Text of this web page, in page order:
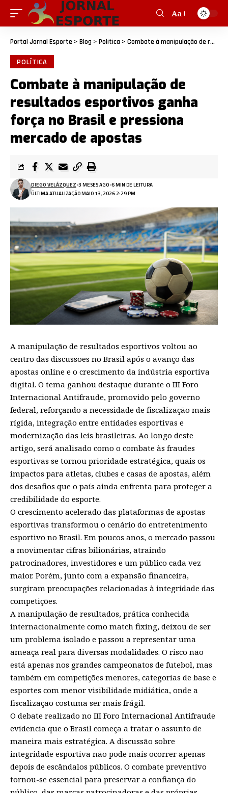
Aa
Portal Jornal Esporte > Blog > Política > Combate à manipulação de resultados esportivos ganha força no Brasil e pressiona mercado de apostas
POLÍTICA
Combate à manipulação de
resultados esportivos ganha
força no Brasil e pressiona
mercado de apostas
ÚLTIMA ATUALIZAÇÃO MAIO 13, 2026 2:29 PM
DIEGO VELÁZQUEZ 3 MESES AGO 6 MIN DE LEITURA
A manipulação de resultados esportivos voltou ao
centro das discussões no Brasil após o avanço das
apostas online e o crescimento da indústria esportiva
digital. O tema ganhou destaque durante o III Foro
Internacional Antifraude, promovido pelo governo
federal, reforçando a necessidade de fiscalização mais
rígida, integração entre entidades esportivas e
modernização das leis brasileiras. Ao longo deste
artigo, será analisado como o combate às fraudes
esportivas se tornou prioridade estratégica, quais os
impactos para atletas, clubes e casas de apostas, além
dos desafios que o país ainda enfrenta para proteger a
credibilidade do esporte.
O crescimento acelerado das plataformas de apostas
esportivas transformou o cenário do entretenimento
esportivo no Brasil. Em poucos anos, o mercado passou
a movimentar cifras bilionárias, atraindo
patrocinadores, investidores e um público cada vez
maior. Porém, junto com a expansão financeira,
surgiram preocupações relacionadas à integridade das
competições.
A manipulação de resultados, prática conhecida
internacionalmente como match fixing, deixou de ser
um problema isolado e passou a representar uma
ameaça real para diversas modalidades. O risco não
está apenas nos grandes campeonatos de futebol, mas
também em competições menores, categorias de base e
esportes com menor visibilidade midiática, onde a
fiscalização costuma ser mais frágil.
O debate realizado no III Foro Internacional Antifraude
evidencia que o Brasil começa a tratar o assunto de
maneira mais estratégica. A discussão sobre
integridade esportiva não pode mais ocorrer apenas
depois de escândalos públicos. O combate preventivo
tornou-se essencial para preservar a confiança do